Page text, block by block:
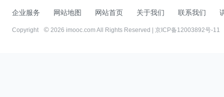
企业服务 网站地图 网站首页 关于我们 联系我们
Copyright 2026 imooc.com All Rights Reserved | 京ICP备12003892号-11